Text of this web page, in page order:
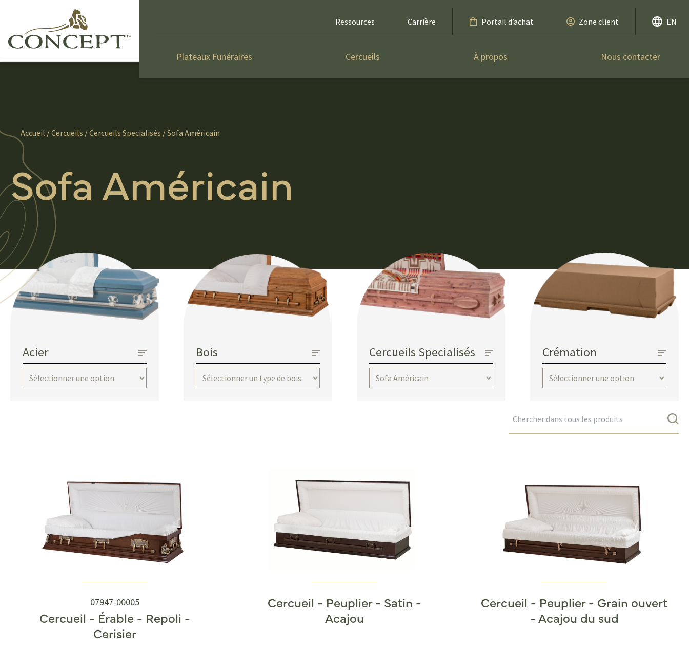
Ressources Carrière Portail d’achat Zone client EN
Plateaux Funéraires Cercueils À propos Nous contacter
Accueil /Cercueils /Cercueils Specialisés / Sofa Américain
Sofa Américain
Acier Bois Cercueils Specialisés Crémation
07947-00005
Cercueil - Érable - Repoli -
Cerisier
Cercueil - Peuplier - Satin -
Acajou
Cercueil - Peuplier - Grain ouvert
- Acajou du sud